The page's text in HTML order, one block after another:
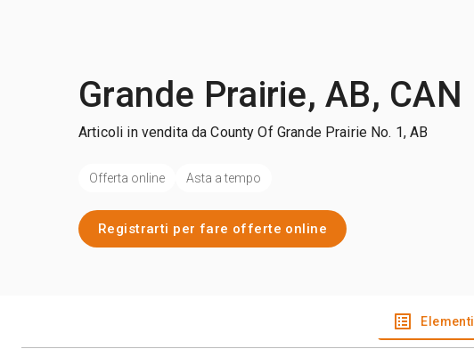
Grande Prairie, AB, CAN
Articoli in vendita da County Of Grande Prairie No. 1, AB
Offerta online Asta a tempo
Registrarti per fare offerte online